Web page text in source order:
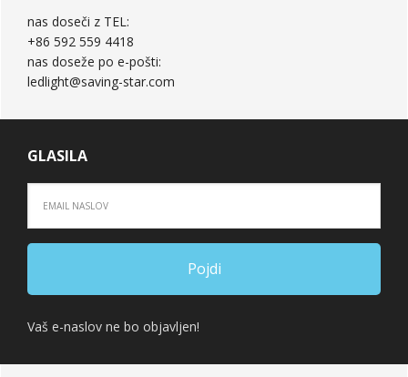
nas doseči z TEL:
+86 592 559 4418
nas doseže po e-pošti:
ledlight@saving-star.com
GLASILA
Vaš e-naslov ne bo objavljen!